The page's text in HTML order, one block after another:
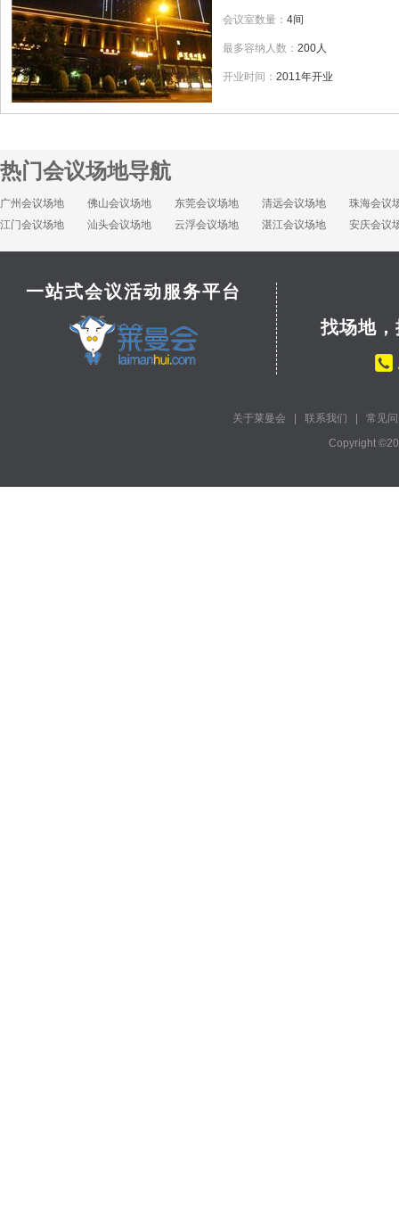
会议室数量： 4间
最多容纳人数： 200人
开业时间： 2011年开业
热门会议场地导航
广州会议场地 佛山会议场地 东莞会议场地 清远会议场地
珠海会议
江门会议场地
汕头会议场地 云浮会议场地 湛江会议场地 安庆会议
一站式会议活动服务平台
找场地
关于莱曼会 联系我们
常见
Copyright